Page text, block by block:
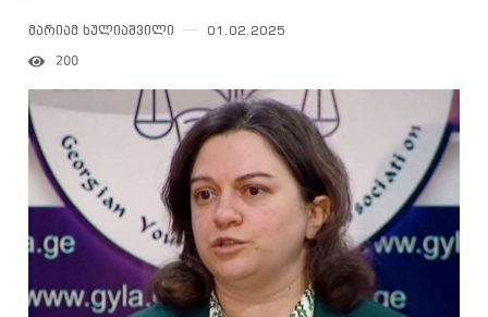
მარიამ ხულიაშვილი 01.02.2025
200